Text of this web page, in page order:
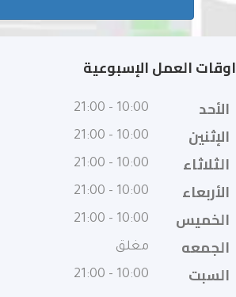
اوقات العمل الإسبوعية
الأحد
10:00 - 21:00
الإثنين 10:00 - 21:00
الثلاثاء 10:00 - 21:00
الأربعاء 10:00 - 21:00
الخميس 10:00 - 21:00
الجمعه مغلق
السبت 10:00 - 21:00